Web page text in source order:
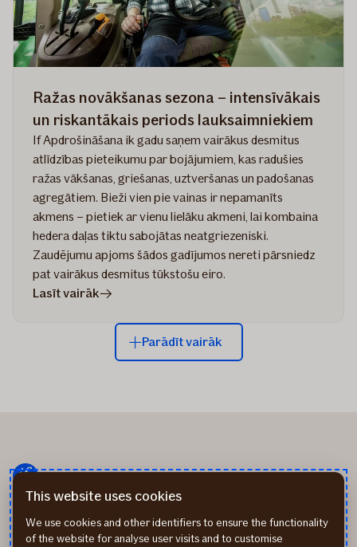
Ražas novākšanas sezona – intensīvākais
un riskantākais periods lauksaimniekiem
If Apdrošināšana ik gadu saņem vairākus desmitus
atlīdzības pieteikumu par bojājumiem, kas radušies
ražas vākšanas, griešanas, uztveršanas un padošanas
agregātiem. Bieži vien pie vainas ir nepamanīts
akmens – pietiek ar vienu lielāku akmeni, lai kombaina
hedera daļas tiktu sabojātas neatgriezeniski.
Zaudējumu apjoms šādos gadījumos nereti pārsniedz
pat vairākus desmitus tūkstošu eiro.
Lasīt vairākrakstā
novākšanas
sezona
Parādīt vairāk
Apdrošināšana
OCTA
This website uses cookies
We use cookies and other identifiers to ensure the functionality
of the website for analyse user visits and to customise